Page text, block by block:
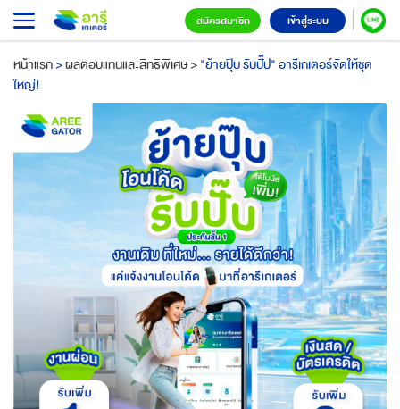
สมัครสมาชิก เข้าสู่ระบบ
หน้าแรก>ผลตอบแทนและสิทธิพิเศษ>"ย้ายปุ๊บ รับปั๊ป" อารีเกเตอร์จัดให้ชุด
ใหญ่!